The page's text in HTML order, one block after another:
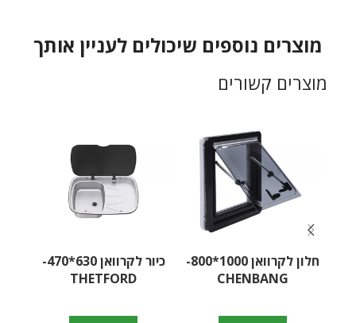
מוצרים נוספים שיכולים לעניין אותך
מוצרים קשורים
חלון לקרוואן 1000*800-
CHENBANG
כיור לקרוואן 630*470-
THETFORD